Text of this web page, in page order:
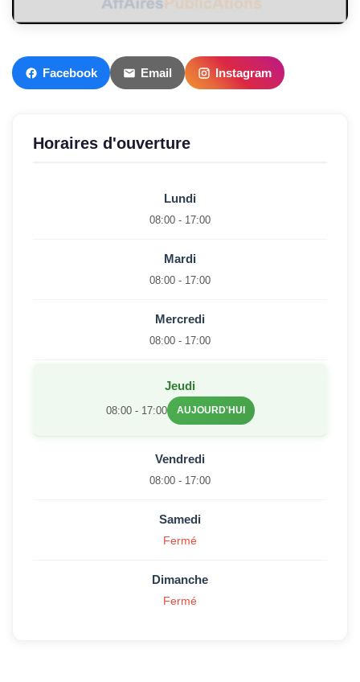
Facebook Email Instagram
Horaires d'ouverture
Lundi
08:00 - 17:00
Mardi
08:00 - 17:00
Mercredi
08:00 - 17:00
Jeudi
08:00 - 17:00 AUJOURD'HUI
Vendredi
08:00 - 17:00
Samedi
Fermé
Dimanche
Fermé